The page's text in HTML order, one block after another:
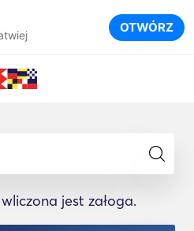
OTWÓRZ
jest załoga.